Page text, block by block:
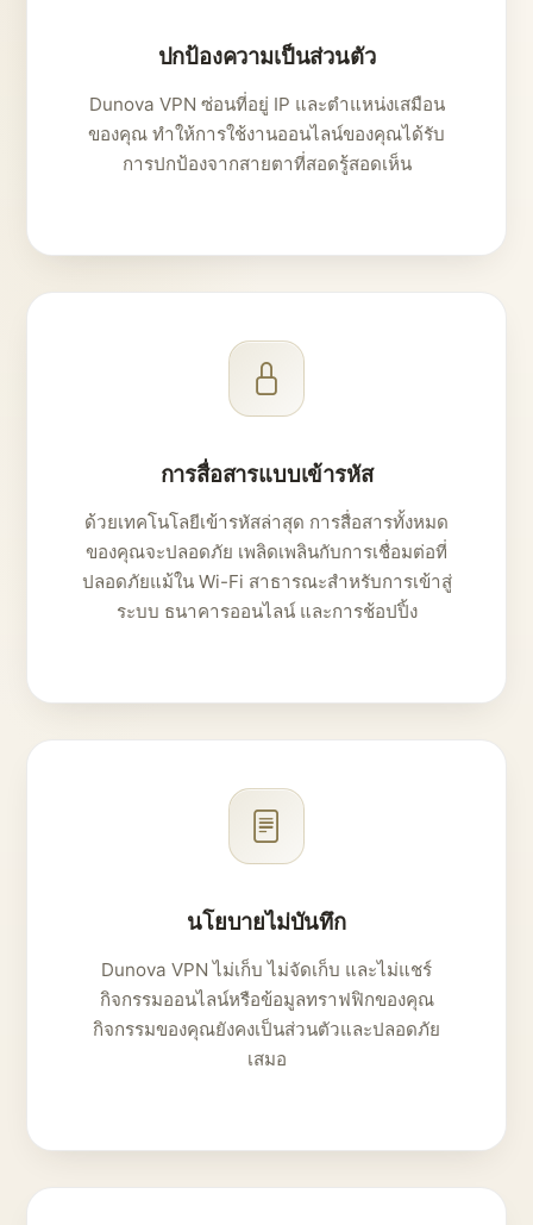
ปกป้องความเป็นส่วนตัว
Dunova VPN ซ่อนที่อยู่ IP และตำแหน่งเสมือน
ของคุณ ทำให้การใช้งานออนไลน์ของคุณได้รับ
การปกป้องจากสายตาที่สอดรู้สอดเห็น
การสื่อสารแบบเข้ารหัส
ด้วยเทคโนโลยีเข้ารหัสล่าสุด การสื่อสารทั้งหมด
ของคุณจะปลอดภัย เพลิดเพลินกับการเชื่อมต่อที่
ปลอดภัยแม้ใน Wi-Fi สาธารณะสำหรับการเข้าสู่
ระบบ ธนาคารออนไลน์ และการช้อปปิ้ง
นโยบายไม่บันทึก
Dunova VPN ไม่เก็บ ไม่จัดเก็บ และไม่แชร์
กิจกรรมออนไลน์หรือข้อมูลทราฟฟิกของคุณ
กิจกรรมของคุณยังคงเป็นส่วนตัวและปลอดภัย
เสมอ